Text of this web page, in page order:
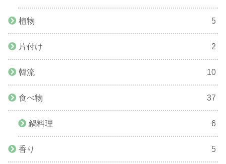
植物 5
片付け 2
韓流 10
食べ物 37
鍋料理 6
香り 5